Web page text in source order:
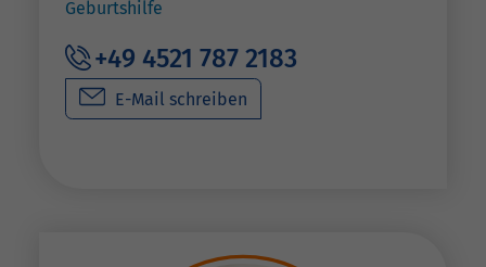
Geburtshilfe
+49 4521 787 2183
E-Mail schreiben